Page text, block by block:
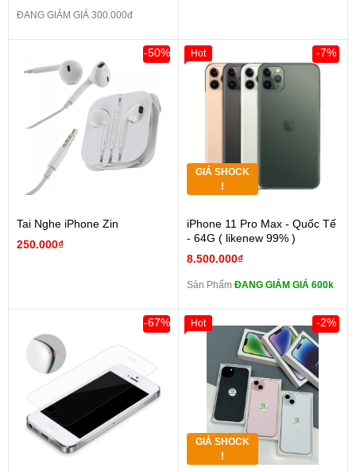
ĐANG GIẢM GIÁ 300.000đ
Tai Nghe iPhone Zin
250.000₫
-50%
GIÁ SHOCK
!
iPhone 11 Pro Max - Quốc Tế
- 64G ( likenew 99% )
8.500.000₫
-7%
Sản Phẩm ĐANG GIẢM GIÁ 600k
Hot
-67%
GIÁ SHOCK
!
-2%
Hot